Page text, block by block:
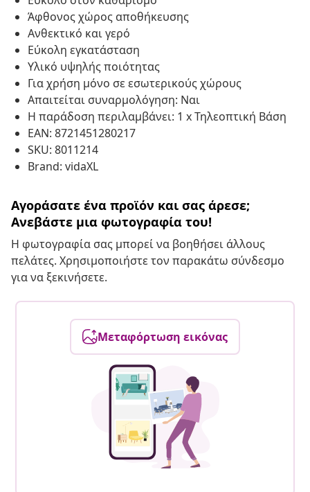
Άφθονος χώρος αποθήκευσης
Ανθεκτικό και γερό
Εύκολη εγκατάσταση
Υλικό υψηλής ποιότητας
Για χρήση μόνο σε εσωτερικούς χώρους
Απαιτείται συναρμολόγηση: Ναι
Η παράδοση περιλαμβάνει: 1 x Τηλεοπτική Βάση
EAN: 8721451280217
SKU: 8011214
Brand: vidaXL
Αγοράσατε ένα προϊόν και σας άρεσε;
Ανεβάστε μια φωτογραφία του!
Η φωτογραφία σας μπορεί να βοηθήσει άλλους
πελάτες. Χρησιμοποιήστε τον παρακάτω σύνδεσμο
για να ξεκινήσετε.
Μεταφόρτωση εικόνας